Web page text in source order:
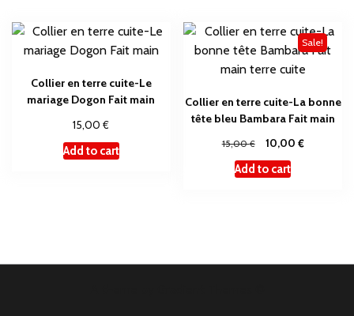
Collier en terre cuite-Le
mariage Dogon Fait main
15,00€
Add to cart
Sale!
Collier en terre cuite-La bonne
tête bleu Bambara Fait main
15,00€ 10,00 €
Add to cart